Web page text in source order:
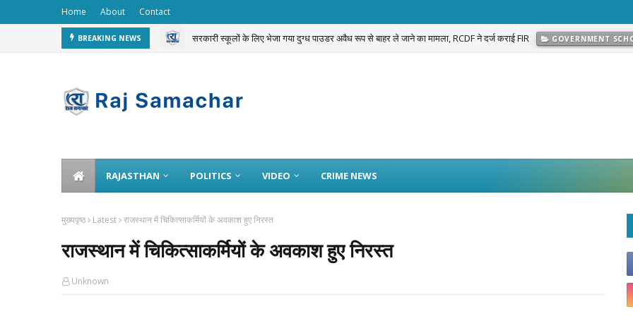
Home About Contact
BREAKING NEWS
सरकारी स्कूलों के लिए भेजा गया दुग्ध पाउडर अवैध रूप से बाहर ले जाने का मामला, RCDF ने दर्ज कराई FIR GOVERNMENT
चलती ट्रेन से 3 करोड़ का गोल्ड चोरी प्रकरण का खुलासा: नवलगढ़ की जोहड़ी में गाड़े गए करीब 2 करोड़ रुपये मूल्य के सोने के आभूषण
RAJASTHAN POLITICS VIDEO CRIME NEWS
मुख्यपृष्ठ Latest राजस्थान में चिकित्साकर्मियों के अवकाश हुए निरस्त
राजस्थान में चिकित्साकर्मियों के अवकाश हुए निरस्त
Unknown